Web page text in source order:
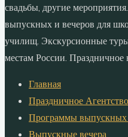
свадьбы, другие
выпускных и вечеров для
училищ. Экскурсионные
местам России. Праздничное
Главная
Праздничное Агентство
Программы выпускных
Выпускные вечера